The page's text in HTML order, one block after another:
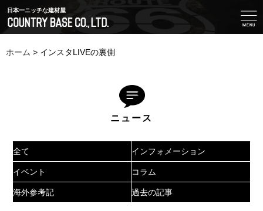
日本一ニッチな建材屋
ホーム > インスタLIVEの裏側
ニュース
全て インフォメーション
イベント コラム
海外参考記 過去の記事